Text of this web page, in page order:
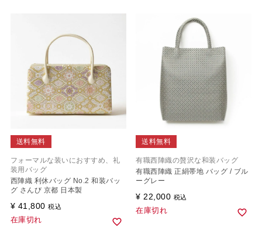
送料無料
フォーマルな装いにおすすめ、礼
装用バッグ
西陣織 利休バッグ No.2 和装バッ
グ さんび 京都 日本製
¥ 41,800 税込
在庫切れ
送料無料
有職西陣織の贅沢な和装バッグ
有職西陣織 正絹帯地 バッグ / ブル
ーグレー
¥ 22,000 税込
在庫切れ